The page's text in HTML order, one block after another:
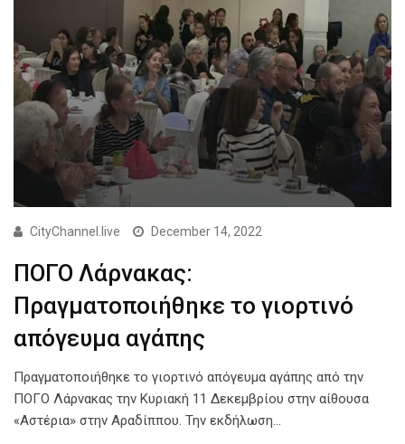
CityChannel.live December 14, 2022
ΠΟΓΟ Λάρνακας:
Πραγματοποιήθηκε το γιορτινό
απόγευμα αγάπης
Πραγματοποιήθηκε το γιορτινό απόγευμα αγάπης από την
ΠΟΓΟ Λάρνακας την Κυριακή 11 Δεκεμβρίου στην αίθουσα
«Αστέρια» στην Αραδίππου. Την εκδήλωση…